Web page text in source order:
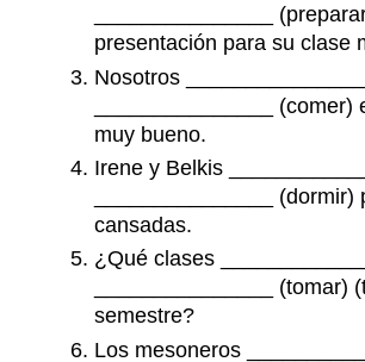
_______________
presentación para su clase
Nosotros _______________
_______________
muy bueno.
Irene y Belkis
_______________ (dormir)
cansadas.
¿Qué clases
_______________ (tomar)
semestre?
Los mesoneros